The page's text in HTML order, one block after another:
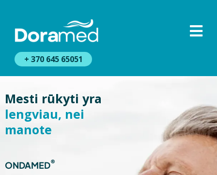
+ 370 645 65051
Mesti rūkyti yra
lengviau, nei
manote
ONDAMED®